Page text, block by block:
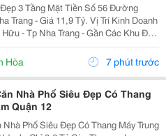
3 Tầng Mặt Tiền Số 56 Đường
Trang - Giá 11,9 Tỷ. Vị Trí Kinh Doanh
- Tp Nha Trang - Gần Các Khu Đô
3 Tầng Mặt Tiền + 1 Mặt Hẻm - Kiến
Đủ Tiện Nghi. - Nhà Có...
Hòa 7 phút trước
Nhà Phố Siêu Đẹp Có Thang
Quận 12
Nhà Phố Siêu Đẹp Có Thang Máy Trung